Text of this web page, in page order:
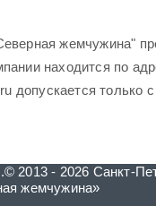
жемчужина"
находится по
допускается только
2013 - 2026 Санкт-
жемчужина»